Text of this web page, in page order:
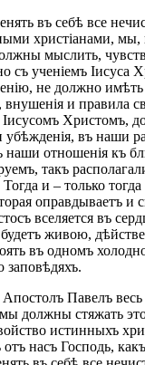
въ себѣ все
христіанами, мы,
мыслить,
съ ученіемъ Іисуса
не должно
и правила
Христомъ,
въ наши
наши отношенія къ
такъ
и – только
оправдываетъ и
вселяется въ
будетъ живою,
въ одномъ
заповѣдяхъ.
Павелъ
должны стяжать
истинныхъ
отъ насъ Господь,